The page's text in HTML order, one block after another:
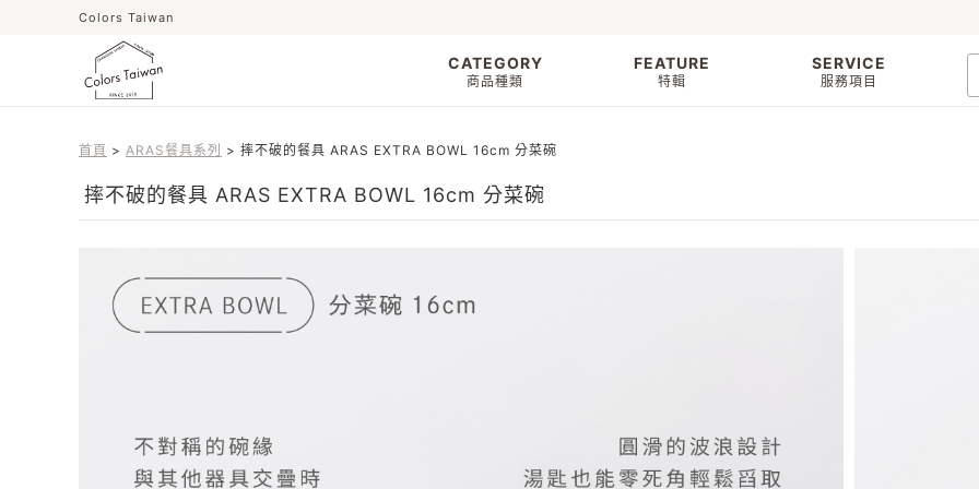
Colors Taiwan
CATEGORY
商品種類
FEATURE
特輯
SERVICE
服務項目
首頁 ARAS餐具系列 摔不破的餐具 ARAS EXTRA BOWL 16cm 分菜碗
摔不破的餐具 ARAS EXTRA BOWL 16cm 分菜碗